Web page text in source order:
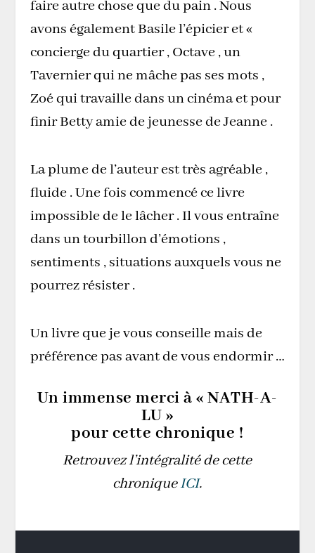
faire autre chose que du pain . Nous
avons également Basile l’épicier et «
concierge du quartier , Octave , un
Tavernier qui ne mâche pas ses mots ,
Zoé qui travaille dans un cinéma et pour
finir Betty amie de jeunesse de Jeanne .
La plume de l’auteur est très agréable ,
fluide . Une fois commencé ce livre
impossible de le lâcher . Il vous entraîne
dans un tourbillon d’émotions ,
sentiments , situations auxquels vous ne
pourrez résister .
Un livre que je vous conseille mais de
préférence pas avant de vous endormir …
Un immense merci à « NATH-A-
LU »
pour cette chronique !
Retrouvez l’intégralité de cette
chroniqueICI.